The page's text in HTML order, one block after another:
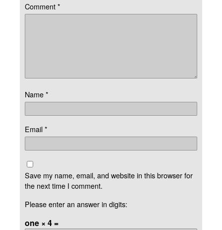
Comment*
Name*
Email*
Save my name, email, and website in this browser for
the next time I comment.
Please enter an answer in digits:
one × 4 =